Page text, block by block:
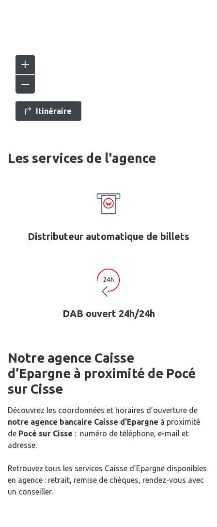
Itinéraire
Les services de l'agence
Distributeur automatique de billets
DAB ouvert 24h/24h
Notre agence Caisse
d’Epargne à proximité de Pocé
sur Cisse
Découvrez les coordonnées et horaires d’ouverture de
notre agence bancaire Caisse d’Epargne à proximité
de Pocé sur Cisse : numéro de téléphone, e-mail et
adresse.
Retrouvez tous les services Caisse d’Epargne disponibles
en agence : retrait, remise de chèques, rendez-vous avec
un conseiller.